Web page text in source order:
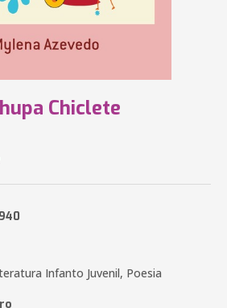
Chiclete
Infanto Juvenil, Poesia